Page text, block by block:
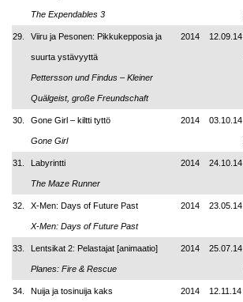
The Expendables 3
29. Viiru ja Pesonen: Pikkukepposia ja
suurta ystävyyttä
Pettersson und Findus – Kleiner
Quälgeist, große Freundschaft
2014 12.09.14
30. Gone Girl – kiltti tyttö
Gone Girl
2014 03.10.14
31. Labyrintti
The Maze Runner
2014 24.10.14
32. X-Men: Days of Future Past
X-Men: Days of Future Past
2014 23.05.14
33. Lentsikat 2: Pelastajat [animaatio]
Planes: Fire & Rescue
2014 25.07.14
34. Nuija ja tosinuija kaks 2014 12.11.14